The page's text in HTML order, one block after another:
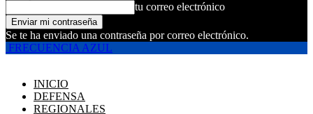
tu correo electrónico
Se te ha enviado una contraseña por correo electrónico.
FRECUENCIA AZUL
INICIO
DEFENSA
REGIONALES